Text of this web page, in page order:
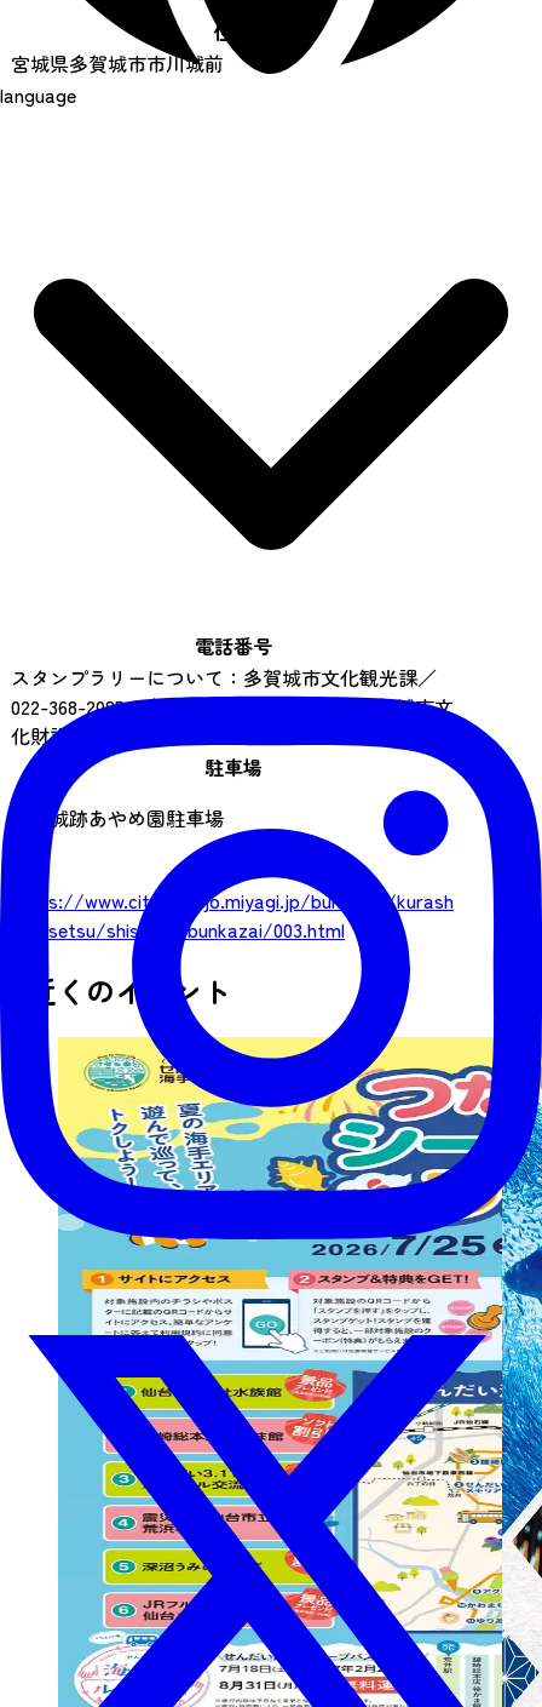
language
住所
宮城県多賀城市市川城前
電話番号
スタンプラリーについて：多賀城市文化観光課／
022-368-2085、多賀城政庁跡について：多賀城市文
化財課／022-368-5094
駐車場
多賀城跡あやめ園駐車場
https://www.city.tagajo.miyagi.jp/bunkazai/kurash
i/shisetsu/shisetsu/bunkazai/003.html
近くのイベント